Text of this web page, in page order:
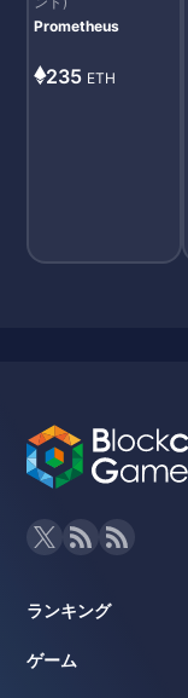
Prometheus
235 ETH
ランキング
ゲーム